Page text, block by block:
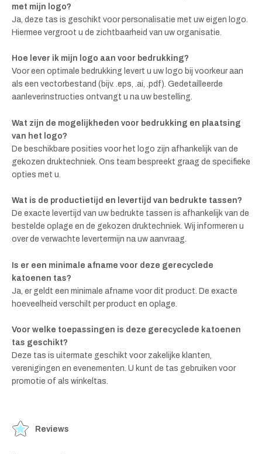
met mijn logo?
Ja, deze tas is geschikt voor personalisatie met uw eigen logo.
Hiermee vergroot u de zichtbaarheid van uw organisatie.
Hoe lever ik mijn logo aan voor bedrukking?
Voor een optimale bedrukking levert u uw logo bij voorkeur aan
als een vectorbestand (bijv. .eps, .ai, .pdf). Gedetailleerde
aanleverinstructies ontvangt u na uw bestelling.
Wat zijn de mogelijkheden voor bedrukking en plaatsing
van het logo?
De beschikbare posities voor het logo zijn afhankelijk van de
gekozen druktechniek. Ons team bespreekt graag de specifieke
opties met u.
Wat is de productietijd en levertijd van bedrukte tassen?
De exacte levertijd van uw bedrukte tassen is afhankelijk van de
bestelde oplage en de gekozen druktechniek. Wij informeren u
over de verwachte levertermijn na uw aanvraag.
Is er een minimale afname voor deze gerecyclede
katoenen tas?
Ja, er geldt een minimale afname voor dit product. De exacte
hoeveelheid verschilt per product en oplage.
Voor welke toepassingen is deze gerecyclede katoenen
tas geschikt?
Deze tas is uitermate geschikt voor zakelijke klanten,
verenigingen en evenementen. U kunt de tas gebruiken voor
promotie of als winkeltas.
Reviews